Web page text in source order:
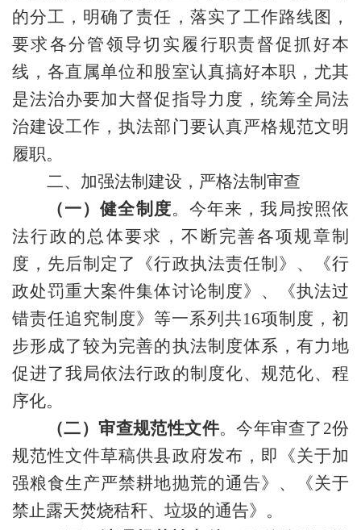
的分工，明确了责任，落实了工作路线图，
要求各分管领导切实履行职责督促抓好本
线，各直属单位和股室认真搞好本职，尤其
是法治办要加大督促指导力度，统筹全局法
治建设工作，执法部门要认真严格规范文明
履职。
二、加强法制建设 ，严格法制审查
（一）健全制度。今年来，我局按照依
法行政的总体要求，不断完善各项规章制
度，先后制定了《行政执法责任制》、《行
政处罚重大案件集体讨论制度》、《执法过
错责任追究制度》等一系列共16项制度，初
步形成了较为完善的执法制度体系，有力地
促进了我局依法行政的制度化、规范化、程
序化。
（二）审查规范性文件。今年审查了 2份
规范性文件草稿供县政府发布，即《关于加
强粮食生产严禁耕地抛荒的通告》、《关于
禁止露天焚烧秸秆、垃圾的通告》。